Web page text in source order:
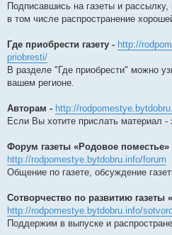
Подписавшись на газеты и
в том числе распространение
Где приобрести газету - http://
priobresti/
В разделе "Где приобрести" можно
вашем регионе.
Авторам - http://
Если Вы хотите прислать материал
Форум газеты «Родовое поместье»
http://rodpomestye.bytdobru.info/forum
Общение по газете, обсуждение
Сотворчество по развитию газеты
http://rodpomestye.bytdobru.info/
Поддержим в выпуске и